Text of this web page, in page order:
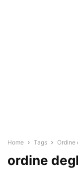
Home Tags Ordine
ordine